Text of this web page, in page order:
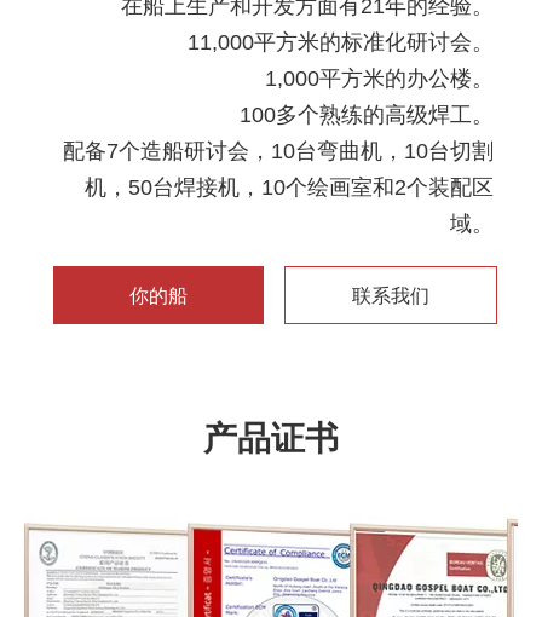
在船上生产和开发方面有21年的经验。
11,000平方米的标准化研讨会。
1,000平方米的办公楼。
100多个熟练的高级焊工。
配备7个造船研讨会，10台弯曲机，10台切割
机，50台焊接机，10个绘画室和2个装配区
域。
你的船 联系我们
产品证书